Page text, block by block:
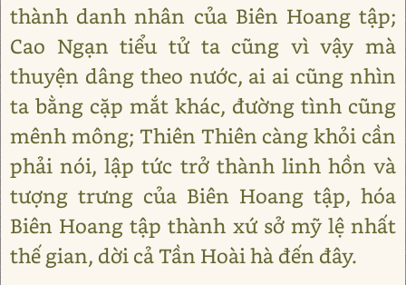
thành danh nhân của Biên Hoang tập;
Cao Ngạn tiểu tử ta cũng vì vậy mà
thuyện dâng theo nước, ai ai cũng nhìn
ta bằng cặp mắt khác, đường tình cũng
mênh mông; Thiên Thiên càng khỏi cần
phải nói, lập tức trở thành linh hồn và
tượng trưng của Biên Hoang tập, hóa
Biên Hoang tập thành xứ sở mỹ lệ nhất
thế gian, dời cả Tần Hoài hà đến đây.